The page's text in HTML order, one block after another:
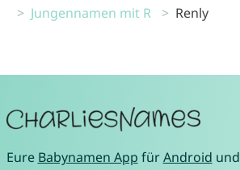
Jungennamen mit R
Renly
Eure Babynamen App fürAndroid und